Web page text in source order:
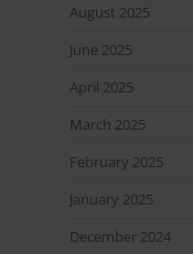
August 2025
June 2025
April 2025
March 2025
February 2025
January 2025
December 2024